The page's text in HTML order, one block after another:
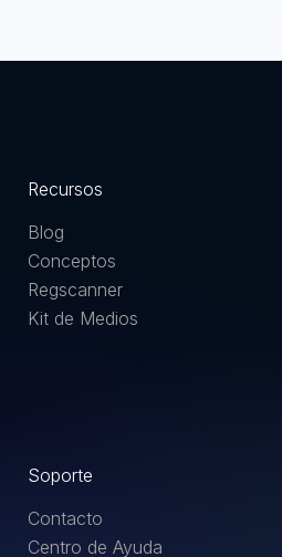
Recursos
Blog
Conceptos
Regscanner
Kit de Medios
Soporte
Contacto
Centro de Ayuda